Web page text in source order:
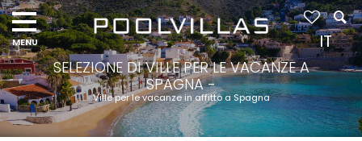
SELEZIONE DI VILLE PER LE VACANZE A
SPAGNA -
Ville per le vacanze in affitto a Spagna
IT